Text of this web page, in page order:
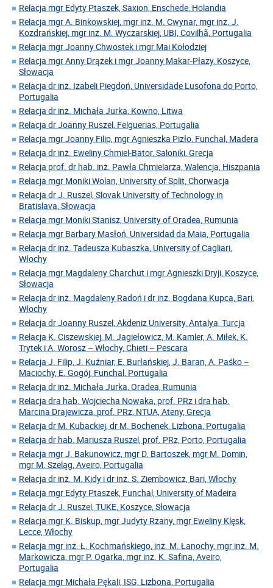
Relacja mgr Edyty Ptaszek, Saxion, Enschede, Holandia
Relacja mgr A. Binkowskiej, mgr inż. M. Cwynar, mgr inż. J.
Kozdrańskiej, mgr inż. M. Wyczarskiej, UBI, Covilhã, Portugalia
Relacja mgr Joanny Chwostek i mgr Mai Kołodziej
Relacja mgr Anny Drążek i mgr Joanny Makar-Płazy, Koszyce,
Słowacja
Relacja dr inż. Izabeli Piegdoń, Universidade Lusofona do Porto,
Portugalia
Relacja dr inż. Michała Jurka, Kowno, Litwa
Relacja dr Joanny Ruszel, Felguerias, Portugalia
Relacja mgr Joanny Filip, mgr Agnieszka Pizło, Funchal, Madera
Relacja dr inż. Eweliny Chmiel-Bator, Saloniki, Grecja
Relacja prof. dr hab. inż. Pawła Chmielarza, Walencja, Hiszpania
Relacja mgr Moniki Wolan, University of Split, Chorwacja
Relacja dr J. Ruszel, Slovak University of Technology in
Bratislava, Słowacja
Relacja mgr Moniki Stanisz, University of Oradea, Rumunia
Relacja mgr Barbary Masłoń, Universidad da Maia, Portugalia
Relacja dr inż. Tadeusza Kubaszka, University of Cagliari,
Włochy
Relacja mgr Magdaleny Charchut i mgr Agnieszki Dryji, Koszyce,
Słowacja
Relacja dr inż. Magdaleny Radoń i dr inż. Bogdana Kupca, Bari,
Włochy
Relacja dr Joanny Ruszel, Akdeniz University, Antalya, Turcja
Relacja K. Ciszewskiej, M. Jagiełowicz, M. Kamler, A. Miłek, K.
Trytek i A. Worosz – Włochy, Chieti – Pescara
Relacja J. Filip, J. Kuźniar, E. Burłańskiej, J. Baran, A. Paśko –
Maciochy, E. Gogój, Funchal, Portugalia
Relacja dr inż. Michała Jurka, Oradea, Rumunia
Relacja dra hab. Wojciecha Nowaka, prof. PRz i dra hab.
Marcina Drajewicza, prof. PRz, NTUA, Ateny, Grecja
Relacja dr M. Kubackiej, dr M. Bochenek, Lizbona, Portugalia
Relacja dr hab. Mariusza Ruszel, prof. PRz, Porto, Portugalia
Relacja mgr J. Bakunowicz, mgr D. Bartoszek, mgr M. Domin,
mgr M. Szeląg, Aveiro, Portugalia
Relacja dr inż. M. Kidy i dr inż. S. Ziembowicz, Bari, Włochy
Relacja mgr Edyty Ptaszek, Funchal, University of Madeira
Relacja dr J. Ruszel, TUKE, Koszyce, Słowacja
Relacja mgr K. Biskup, mgr Judyty Rżany, mgr Eweliny Klęsk,
Lecce, Włochy
Relacja mgr inż. Ł. Kochmańskiego, inż. M. Łanochy, mgr inż. M.
Markowicza, mgr P. Ogarka, mgr inż. K. Safina, Aveiro,
Portugalia
Relacja mgr Michała Pękali, ISG, Lizbona, Portugalia